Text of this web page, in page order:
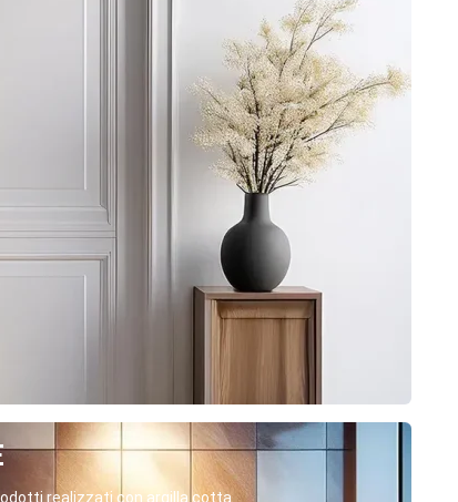
realizzati con argilla cotta